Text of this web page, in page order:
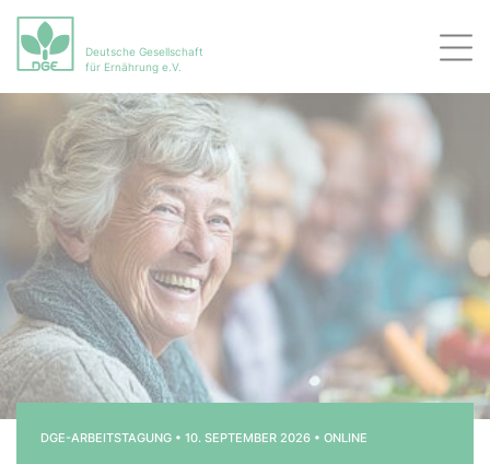
Deutsche Gesellschaft
für Ernährung e.V.
Startseite
Bühnenslider überspringen
DGE-ARBEITSTAGUNG • 10. SEPTEMBER 2026 • ONLINE